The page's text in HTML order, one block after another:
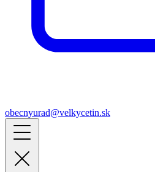
obecnyurad@velkycetin.sk